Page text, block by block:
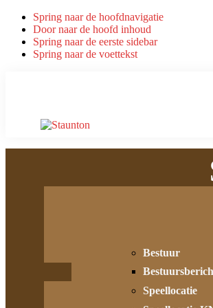
Spring naar de hoofdnavigatie
Door naar de hoofd inhoud
Spring naar de eerste sidebar
Spring naar de voettekst
Bestuur
Speellocatie